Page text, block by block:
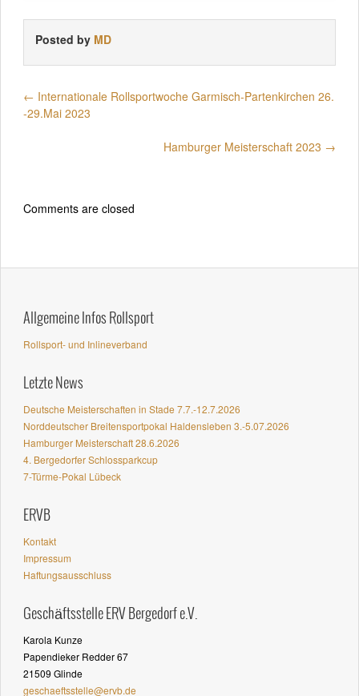
Posted by MD
← Internationale Rollsportwoche Garmisch-Partenkirchen 26.
-29.Mai 2023
Hamburger Meisterschaft 2023 →
Comments are closed
Allgemeine Infos Rollsport
Rollsport- und Inlineverband
Letzte News
Deutsche Meisterschaften in Stade 7.7.-12.7.2026
Norddeutscher Breitensportpokal Haldensleben 3.-5.07.2026
Hamburger Meisterschaft 28.6.2026
4. Bergedorfer Schlossparkcup
7-Türme-Pokal Lübeck
ERVB
Kontakt
Impressum
Haftungsausschluss
Geschäftsstelle ERV Bergedorf e.V.
Karola Kunze
Papendieker Redder 67
21509 Glinde
geschaeftsstelle@ervb.de